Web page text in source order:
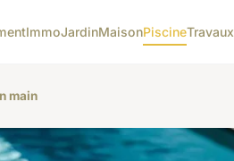
ImmoJardinMaisonPiscineTravaux
main